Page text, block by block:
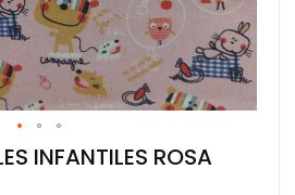
INFANTILES ROSA